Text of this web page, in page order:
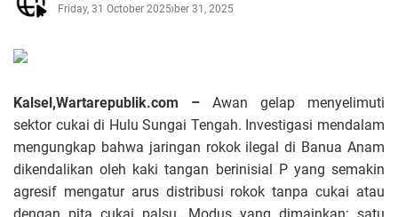
Friday, 31 October 2025October 31, 2025
Kalsel,Wartarepublik.com – Awan gelap menyelimuti
sektor cukai di Hulu Sungai Tengah. Investigasi mendalam
mengungkap bahwa jaringan rokok ilegal di Banua Anam
dikendalikan oleh kaki tangan berinisial P yang semakin
agresif mengatur arus distribusi rokok tanpa cukai atau